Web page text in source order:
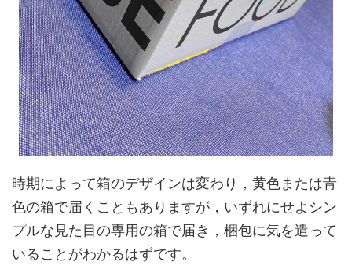
時期によって箱のデザインは変わり，黄色または青
色の箱で届くこともありますが，いずれにせよシン
プルな見た目の専用の箱で届き，梱包に気を遣って
いることがわかるはずです。